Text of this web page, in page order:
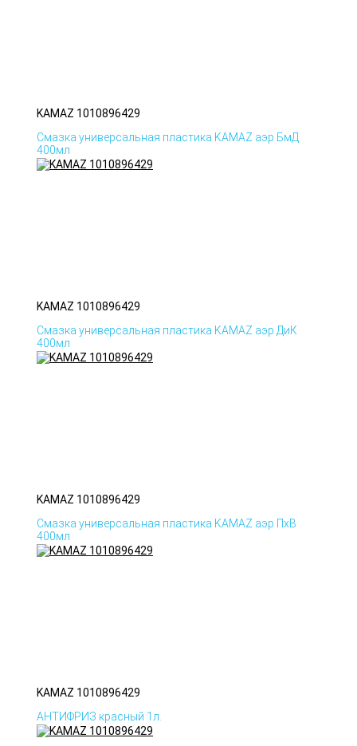
KAMAZ 1010896429
Смазка универсальная пластика KAMAZ аэр БмД
400мл
KAMAZ 1010896429
Смазка универсальная пластика KAMAZ аэр ДиК
400мл
KAMAZ 1010896429
Смазка универсальная пластика KAMAZ аэр ПхВ
400мл
KAMAZ 1010896429
АНТИФРИЗ красный 1л.